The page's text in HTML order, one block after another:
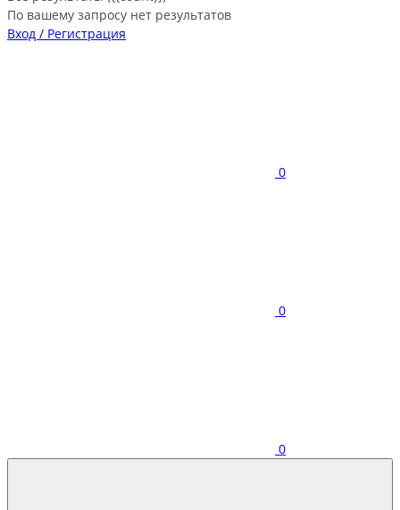
По вашему запросу нет результатов
Вход / Регистрация
0
0
0